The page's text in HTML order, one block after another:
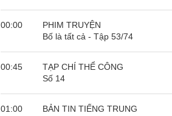
00:00
PHIM TRUYỆN
Bố là tất cả - Tập 53/74
00:45
TẠP CHÍ THỂ CÔNG
Số 14
01:00 BẢN TIN TIẾNG TRUNG